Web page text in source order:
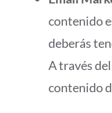
contenido
deberás
A través
contenido